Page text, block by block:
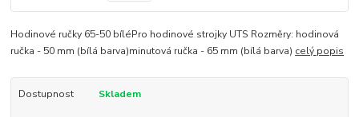
Hodinové ručky 65-50 bíléPro hodinové strojky UTS Rozměry: hodinová
ručka - 50 mm (bílá barva)minutová ručka - 65 mm (bílá barva) celý popis
Dostupnost Skladem